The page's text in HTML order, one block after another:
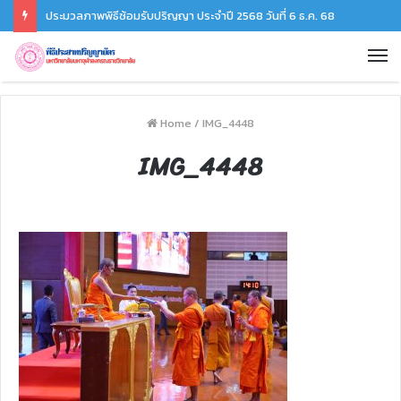
ประมวลภาพพิธีซ้อมรับปริญญา ประจำปี 2568 วันที่ 6 ธ.ค. 68
Home / IMG_4448
IMG_4448